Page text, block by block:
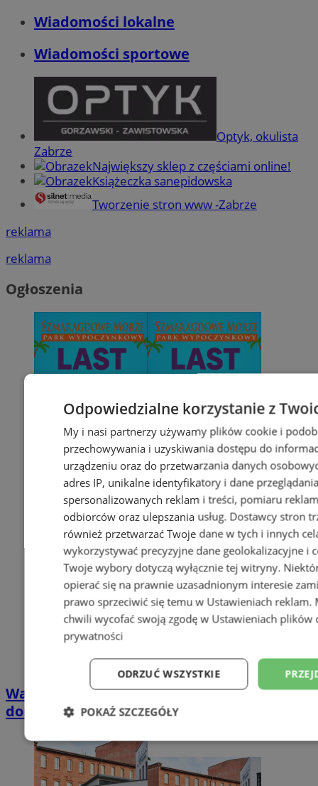
Wiadomości lokalne
Wiadomości sportowe
Optyk, okulista
Zabrze
Największy sklep z częściami online!
Książeczka sanepidowska
Tworzenie stron www -Zabrze
reklama
reklama
Ogłoszenia
Wakacyjny wypoczynek nad Bałtykiem w
domkach Szmaragdowe Morze
Odpowiedzialne korzystanie z
My i nasi partnerzy używamy plików cookie i
przechowywania i uzyskiwania dostępu do
urządzeniu oraz do przetwarzania danych
adres IP, unikalne identyfikatory i dane
spersonalizowanych reklam i treści, pomiaru
odbiorców oraz ulepszania usług. Dostawcy stron
również przetwarzać Twoje dane w tych i innych
wykorzystywać precyzyjne dane geolokalizacyjne i
Twoje wybory dotyczą wyłącznie tej witryny.
opierać się na prawnie uzasadnionym interesie
prawo sprzeciwić się temu w Ustawieniach reklam.
chwili wycofać swoją zgodę w Ustawieniach plików
prywatności
ODRZUĆ WSZYSTKIE
POKAŻ SZCZEGÓŁY
Niezbędne Wydajność